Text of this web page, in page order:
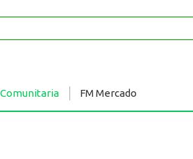
FM Mercado